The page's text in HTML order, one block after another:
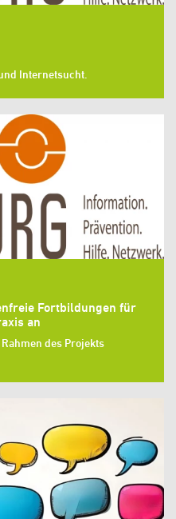
Internetsucht.
Fortbildungen für
an
des Projekts